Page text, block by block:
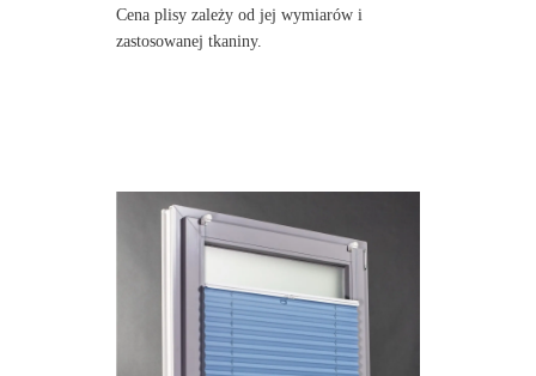
Cena plisy zależy od jej wymiarów i
zastosowanej tkaniny.